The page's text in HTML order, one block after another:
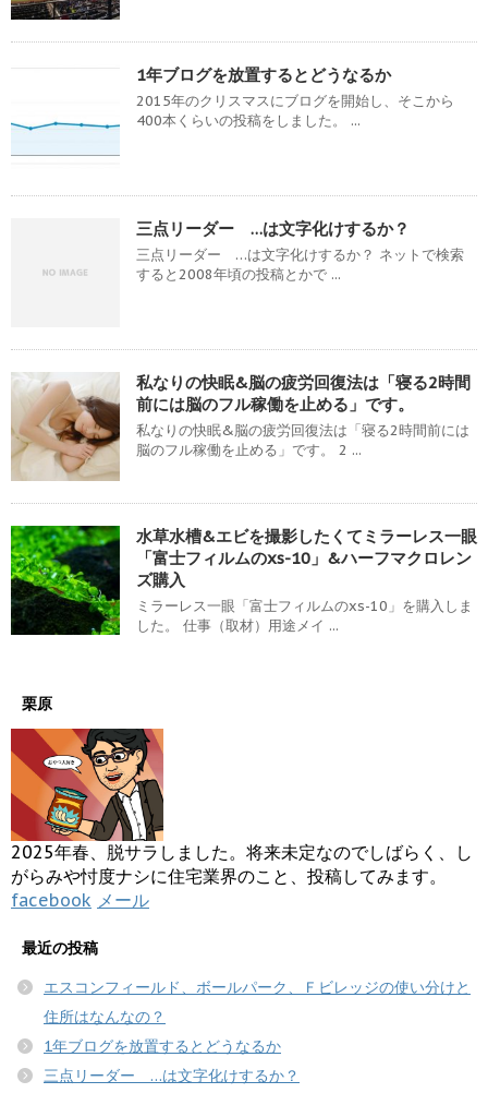
1年ブログを放置するとどうなるか
2015年のクリスマスにブログを開始し、そこから
400本くらいの投稿をしました。 ...
三点リーダー …は文字化けするか？
三点リーダー …は文字化けするか？ ネットで検索
すると2008年頃の投稿とかで ...
私なりの快眠&脳の疲労回復法は「寝る2時間
前には脳のフル稼働を止める」です。
私なりの快眠&脳の疲労回復法は「寝る2時間前には
脳のフル稼働を止める」です。 2 ...
水草水槽&エビを撮影したくてミラーレス一眼
「富士フィルムのxs-10」&ハーフマクロレン
ズ購入
ミラーレス一眼「富士フィルムのxs-10」を購入しま
した。 仕事（取材）用途メイ ...
栗原
2025年春、脱サラしました。将来未定なのでしばらく、し
がらみや忖度ナシに住宅業界のこと、投稿してみます。
facebook メール
最近の投稿
エスコンフィールド、ボールパーク、Ｆビレッジの使い分けと
住所はなんなの？
1年ブログを放置するとどうなるか
三点リーダー …は文字化けするか？